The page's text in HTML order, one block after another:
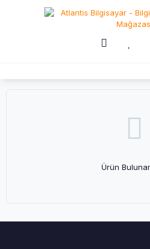
Ürün